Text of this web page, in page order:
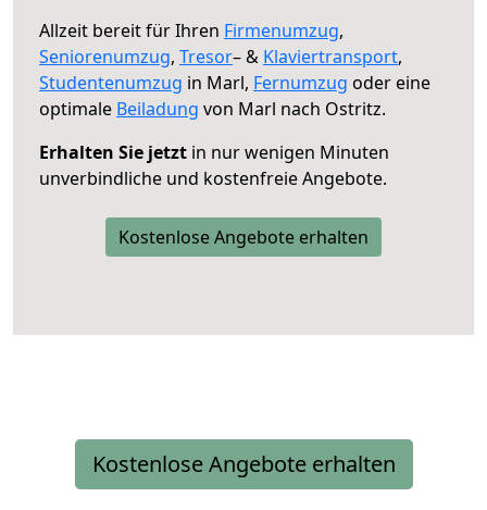
Allzeit bereit für Ihren Firmenumzug,
Seniorenumzug, Tresor– & Klaviertransport,
Studentenumzug in Marl, Fernumzug oder eine
optimale Beiladung von Marl nach Ostritz.
Erhalten Sie jetzt in nur wenigen Minuten
unverbindliche und kostenfreie Angebote.
Kostenlose Angebote erhalten
Kostenlose Angebote erhalten